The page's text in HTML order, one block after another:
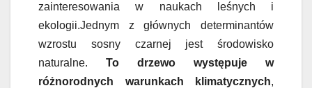
zainteresowania w naukach leśnych i
ekologii.Jednym z głównych determinantów
wzrostu sosny czarnej jest środowisko
naturalne. To drzewo występuje w
różnorodnych warunkach klimatycznych,